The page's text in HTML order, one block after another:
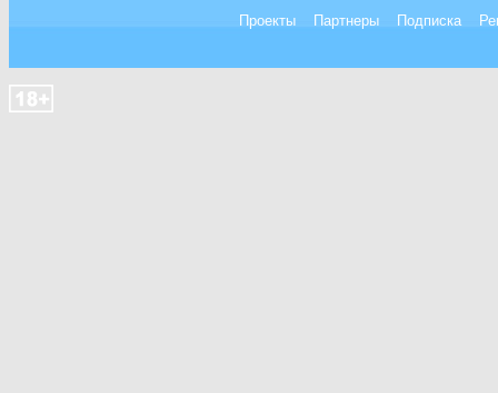
Проекты Партнеры Подписка